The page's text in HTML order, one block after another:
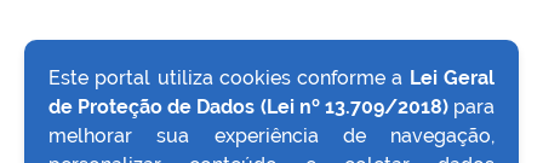
VOLTAR AO TOPO
Este portal utiliza cookies conforme a Lei Geral
de Proteção de Dados (Lei nº 13.709/2018)para
melhorar sua experiência de navegação,